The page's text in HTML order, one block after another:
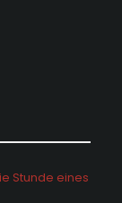
Stunde eines